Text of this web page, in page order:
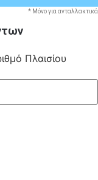
* Μόνο για ανταλλακτικά
Πλαισίου